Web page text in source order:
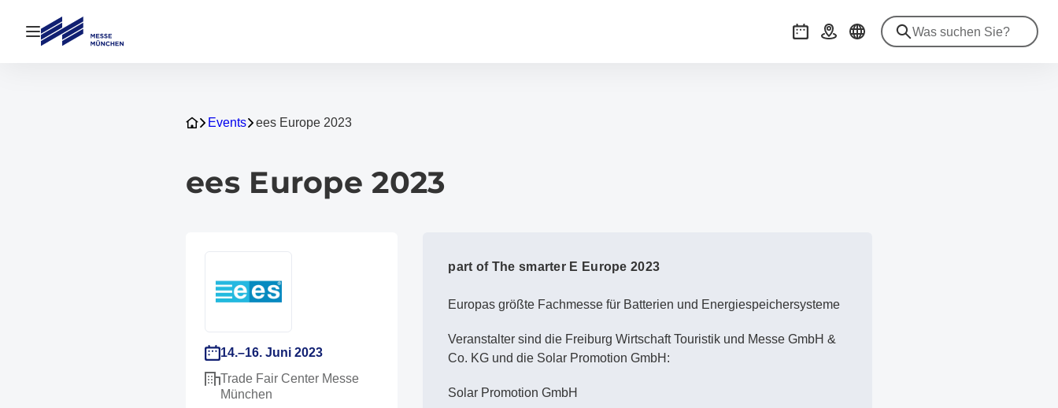
Navigation öffnen Veranstaltungen
Anreise
Events ees Europe 2023
ees Europe 2023
14.–16. Juni 2023
Trade Fair Center Messe
München
part of The smarter E Europe 2023
Europas größte Fachmesse für Batterien und Energiespeichersysteme
Veranstalter sind die Freiburg Wirtschaft Touristik und Messe GmbH &
Co. KG und die Solar Promotion GmbH:
Solar Promotion GmbH